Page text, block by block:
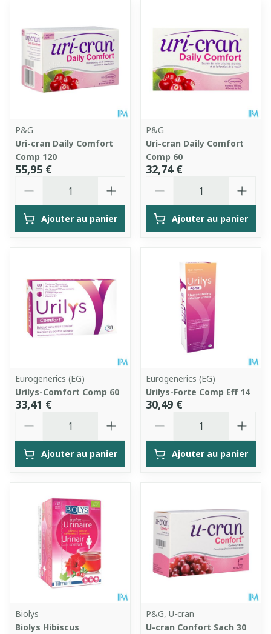
P&G
Uri-cran Daily Comfort
Comp 120
55,95 €
Ajouter au panier
P&G
Uri-cran Daily Comfort
Comp 60
32,74 €
Ajouter au panier
Eurogenerics (EG)
Urilys-Comfort Comp 60
33,41 €
Ajouter au panier
Eurogenerics (EG)
Urilys-Forte Comp Eff 14
30,49 €
Ajouter au panier
Biolys
Biolys Hibiscus
P&G, U-cran
U-cran Confort Sach 30